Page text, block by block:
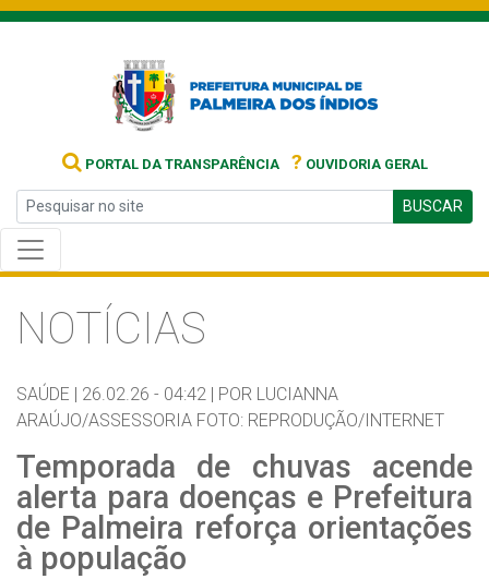
PORTAL DA TRANSPARÊNCIA ? OUVIDORIA GERAL
BUSCAR
NOTÍCIAS
SAÚDE | 26.02.26 - 04:42 | POR LUCIANNA
ARAÚJO/ASSESSORIA FOTO: REPRODUÇÃO/INTERNET
Temporada de chuvas acende
alerta para doenças e Prefeitura
de Palmeira reforça orientações
à população